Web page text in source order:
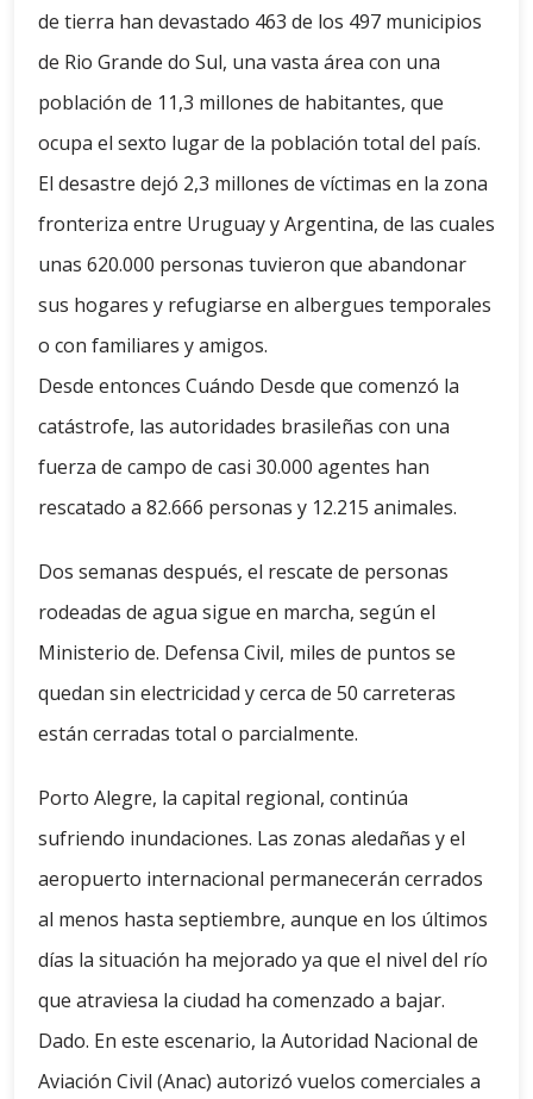
de tierra han devastado 463 de los 497 municipios
de Rio Grande do Sul, una vasta área con una
población de 11,3 millones de habitantes, que
ocupa el sexto lugar de la población total del país.
El desastre dejó 2,3 millones de víctimas en la zona
fronteriza entre Uruguay y Argentina, de las cuales
unas 620.000 personas tuvieron que abandonar
sus hogares y refugiarse en albergues temporales
o con familiares y amigos.
Desde entonces Cuándo Desde que comenzó la
catástrofe, las autoridades brasileñas con una
fuerza de campo de casi 30.000 agentes han
rescatado a 82.666 personas y 12.215 animales.
Dos semanas después, el rescate de personas
rodeadas de agua sigue en marcha, según el
Ministerio de. Defensa Civil, miles de puntos se
quedan sin electricidad y cerca de 50 carreteras
están cerradas total o parcialmente.
Porto Alegre, la capital regional, continúa
sufriendo inundaciones. Las zonas aledañas y el
aeropuerto internacional permanecerán cerrados
al menos hasta septiembre, aunque en los últimos
días la situación ha mejorado ya que el nivel del río
que atraviesa la ciudad ha comenzado a bajar.
Dado. En este escenario, la Autoridad Nacional de
Aviación Civil (Anac) autorizó vuelos comerciales a